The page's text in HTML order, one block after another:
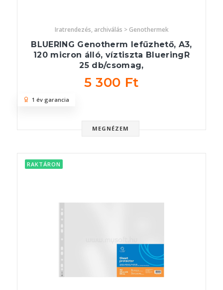
Iratrendezés, archiválás > Genothermek
BLUERING Genotherm lefűzhető, A3,
120 micron álló, víztiszta BlueringR
25 db/csomag,
5 300 Ft
MEGNÉZEM
1 év garancia
RAKTÁRON